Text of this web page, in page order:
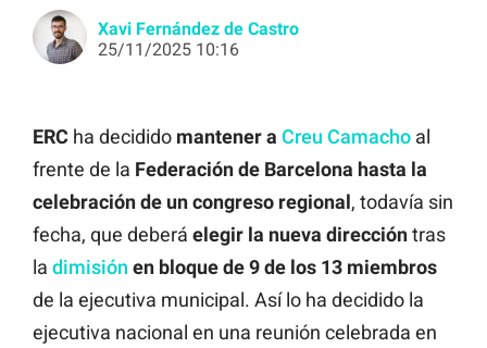
Xavi Fernández de Castro
25/11/2025 10:16
ERC ha decidido mantener a Creu Camacho al
frente de la Federación de Barcelona hasta la
celebración de un congreso regional, todavía sin
fecha, que deberá elegir la nueva direccióntras
la dimisión en bloque de 9 de los 13 miembros
de la ejecutiva municipal. Así lo ha decidido la
ejecutiva nacional en una reunión celebrada en